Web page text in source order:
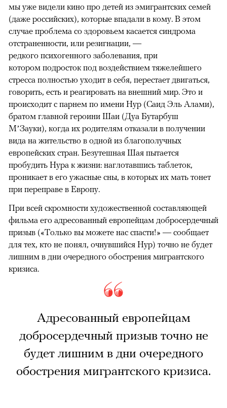
мы уже видели кино про детей из эмигрантских семей
(даже российских), которые впадали в кому. В этом
случае проблема со здоровьем касается синдрома
отстраненности, или резигнации, —
редкого психогенного заболевания, при
котором подросток под воздействием тяжелейшего
стресса полностью уходит в себя, перестает двигаться,
говорить, есть и реагировать на внешний мир. Это и
происходит с парнем по имени Нур (Саид Эль Алами),
братом главной героини Шаи (Дуа Бутарбуш
М’Зауки), когда их родителям отказали в получении
вида на жительство в одной из благополучных
европейских стран. Безутешная Шая пытается
пробудить Нура к жизни: наглотавшись таблеток,
проникает в его ужасные сны, в которых их мать тонет
при переправе в Европу.
При всей скромности художественной составляющей
фильма его адресованный европейцам добросердечный
призыв («Только вы можете нас спасти!» — сообщает
для тех, кто не понял, очнувшийся Нур) точно не будет
лишним в дни очередного обострения мигрантского
кризиса.
Адресованный европейцам
добросердечный призыв точно не
будет лишним в дни очередного
обострения мигрантского кризиса.